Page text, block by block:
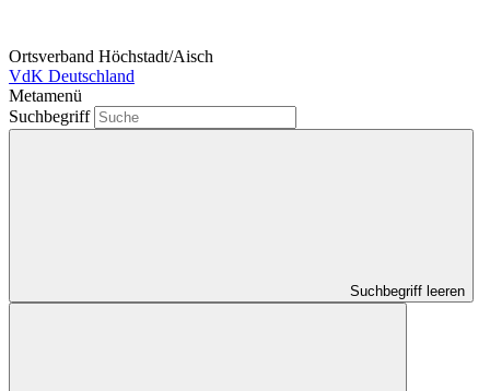
Ortsverband Höchstadt/Aisch
VdK Deutschland
Metamenü
Suchbegriff
Suchbegriff leeren